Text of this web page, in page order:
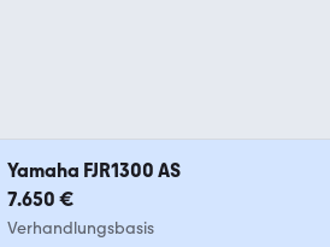
Yamaha FJR1300 AS
7.650 €
Verhandlungsbasis